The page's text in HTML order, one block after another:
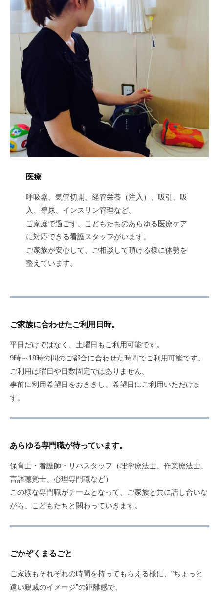
医療
呼吸器、気管切開、経管栄養（注入）、吸引、吸
入、導尿、インスリン管理など。
ご家庭で過ごす、こどもたちのあらゆる医療ケア
に対応できる看護スタッフがいます。
ご家族が安心して、ご相談して頂ける様に体勢を
整えています。
ご家族に合わせたご利用日時。
平日だけではなく、土曜日もご利用可能です。
9時～18時の間のご都合に合わせた時間でご利用可能です。
ご利用は曜日や日数固定ではありません。
事前に利用希望日をおききし、希望日にご利用いただけま
す。
あらゆる専門職が待っています。
保育士・看護師・リハスタッフ（理学療法士、作業療法士、
言語聴覚士、心理専門職など）
この様な専門職がチームとなって、ご家族と共に話し合いな
がら、こどもたちと関わっていきます。
ごかぞくまるごと
ご家族もそれぞれの時間を持ってもらえる様に、”ちょっと
遠い親戚のイメージ”の距離感で、